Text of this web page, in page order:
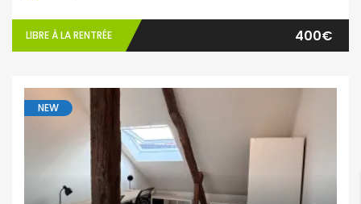
LIBRE À LA RENTRÉE 400€
NEW